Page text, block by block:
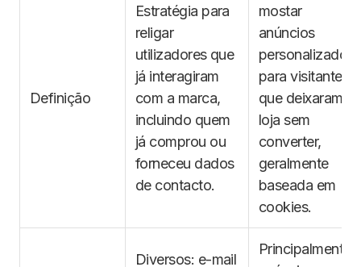
Definição
Estratégia para
religar
utilizadores que
já interagiram
com a marca,
incluindo quem
já comprou ou
forneceu dados
de contacto.
mostar
anúncios
personalizados
para visitantes
que deixaram a
loja sem
converter,
geralmente
baseada em
cookies.
Diversos: e-mail
Principalmente